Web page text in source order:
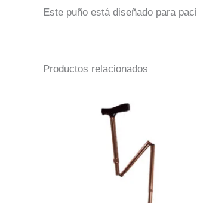
Este puño está diseñado para
Productos relacionados